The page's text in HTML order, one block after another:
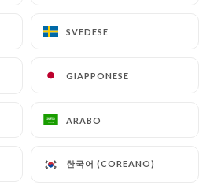
SVEDESE
GIAPPONESE
ARABO
한국어 (COREANO)
SVEDESE
GIAPPONESE
ARABO
한국어 (COREANO)